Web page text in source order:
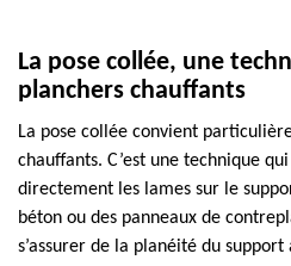
La pose collée, une
planchers chauffants
La pose collée convient
chauffants. C’est une technique
directement les lames sur le
béton ou des panneaux de
s’assurer de la planéité du